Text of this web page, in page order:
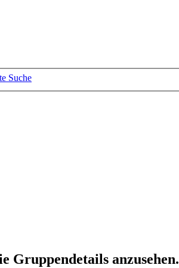
Suche
Gruppendetails anzusehen.